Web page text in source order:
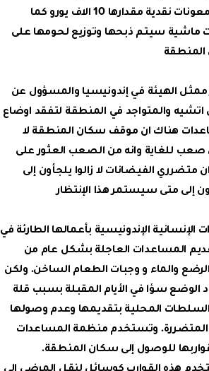
المساعدات، تم إرسال معونات نقدية مقدارها 10 الاف يورو كما
10 حيوانات ماشية سيتم ذبحها وتوزيع لحومها على
ممثل الهيئة في إندونيسيا والمسؤول عن
اتشيه والمتواجد في المنطقة لتفقد اوضاع
هناك ان موقف سكان المنطقة لا
صعب للغاية وانه من الصعب العثور على
متضرري الفيضانات لا زالوا يلجأون إلى
إلى متى سيستمر هذا الإنتظار
الإندونيسية بأعمالها الطارئة في
المساعدات العاجلة بشكل عام من
والماء و وجبات الطعام الساخن. ولكن
الوضع سؤا في الأيام المقبلة بسبب قلة
المحلية بتقديمها وعدم وصولها
المتضررة. وتستخدم منظمة المساعدات
قواربها للوصول إلى سكان المنطقة.
هذه القوارب كوسائل لنقل المرضى إلى